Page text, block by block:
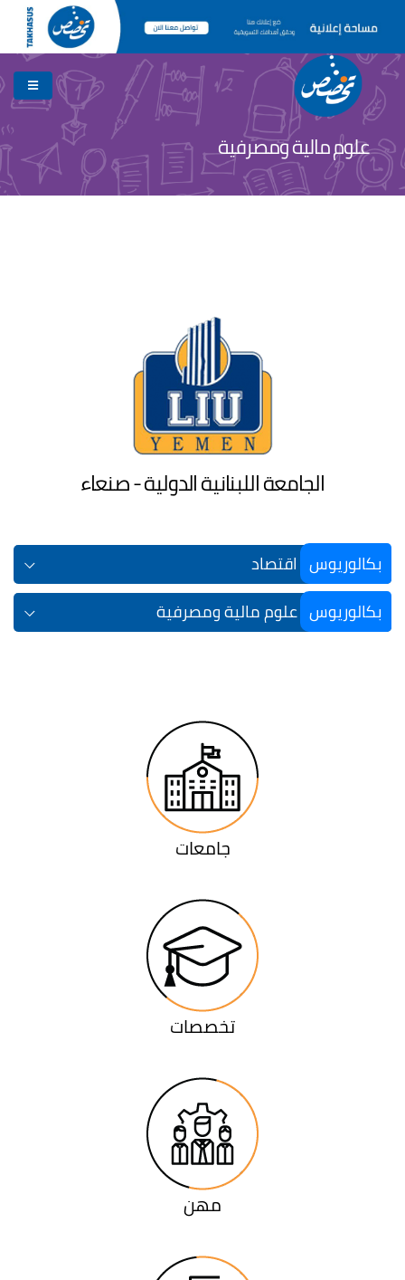
علوم مالية ومصرفية
الجامعة اللبنانية الدولية - صنعاء
بكالوريوس اقتصاد
بكالوريوس علوم مالية ومصرفية
جامعات
تخصصات
مهن